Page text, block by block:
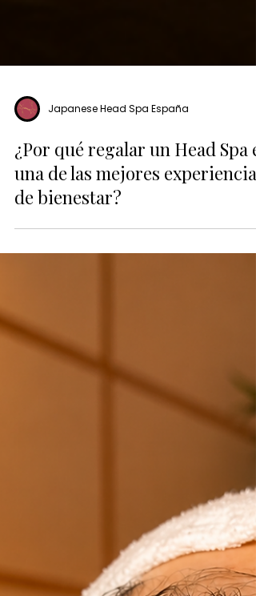
Japanese Head Spa España
¿Por qué regalar un Head Spa es
una de las mejores experiencias
de bienestar?